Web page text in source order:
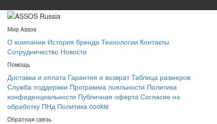
Мир Assos
О компании История бренда Технологии Контакты
Сотрудничество Новости
Помощь
Доставка и оплата Гарантия и возврат Таблица размеров
Служба поддержки Программа лояльности Политика
конфиденциальности Публичная оферта Согласие на
обработку ПНд Политика cookie
Обратная связь